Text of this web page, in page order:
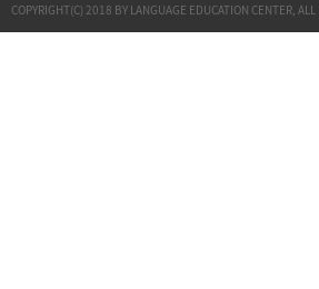
COPYRIGHT(C) 2018 BY LANGUAGE EDUCATION CENTER, ALL